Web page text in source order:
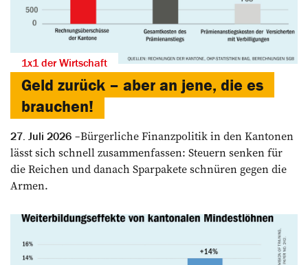
1x1 der Wirtschaft
Geld zurück – aber an jene, die es
brauchen!
27. Juli 2026
Bürgerliche Finanzpolitik in den Kantonen
lässt sich schnell zusammenfassen: Steuern senken für
die Reichen und danach Sparpakete schnüren gegen die
Armen.